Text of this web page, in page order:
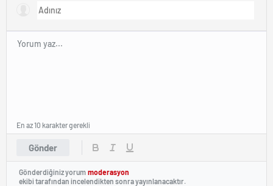
Gönder
En az 10 karakter gerekli
Gönderdiğiniz yorum moderasyon
ekibi tarafından incelendikten sonra yayınlanacaktır.